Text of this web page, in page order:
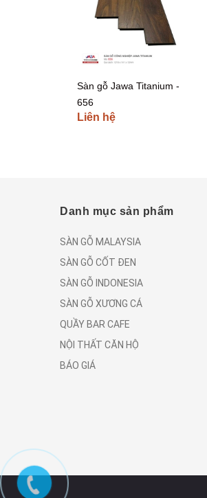
Sàn gỗ Jawa Titanium -
656
Liên hệ
Danh mục sản phẩm
SÀN GỖ MALAYSIA
SÀN GỖ CỐT ĐEN
SÀN GỖ INDONESIA
SÀN GỖ XƯƠNG CÁ
QUẦY BAR CAFE
NỘI THẤT CĂN HỘ
BÁO GIÁ